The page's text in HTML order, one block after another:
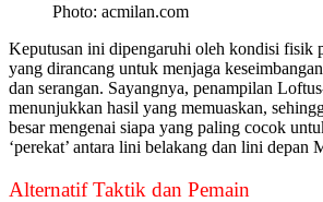
Photo: acmilan.com
Keputusan ini dipengaruhi oleh kondisi fisik
yang dirancang untuk menjaga
dan serangan. Sayangnya, penampilan
menunjukkan hasil yang memuaskan,
besar mengenai siapa yang paling cocok
‘perekat’ antara lini belakang dan lini depan
Alternatif Taktik dan Pemain